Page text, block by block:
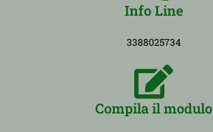
Info Line
3388025734
Compila il modulo